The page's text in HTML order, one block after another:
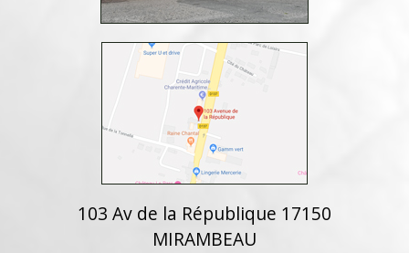
103 Av de la République 17150
MIRAMBEAU